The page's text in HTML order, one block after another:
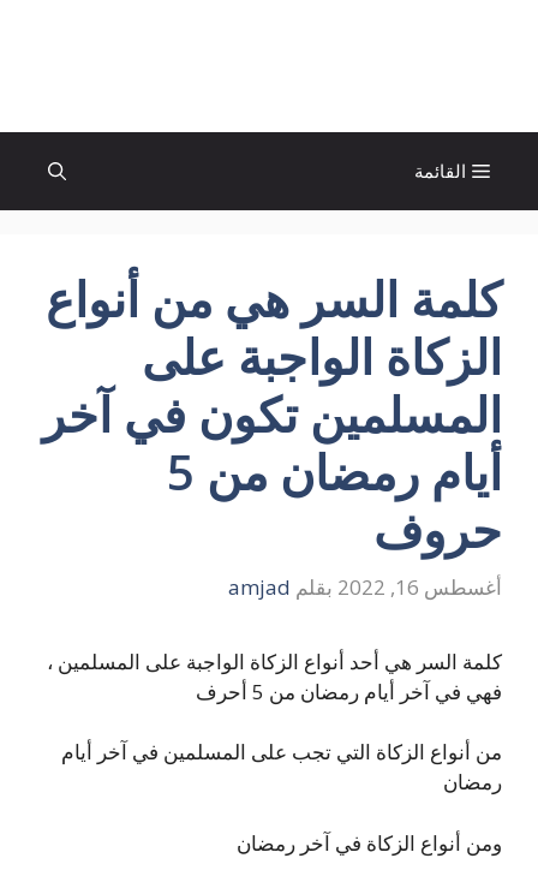
القائمة
كلمة السر هي من أنواع
الزكاة الواجبة على
المسلمين تكون في آخر
أيام رمضان من 5
حروف
أغسطس 16, 2022 بقلم amjad
كلمة السر هي أحد أنواع الزكاة الواجبة على المسلمين ،
فهي في آخر أيام رمضان من 5 أحرف
من أنواع الزكاة التي تجب على المسلمين في آخر أيام
رمضان
ومن أنواع الزكاة في آخر رمضان